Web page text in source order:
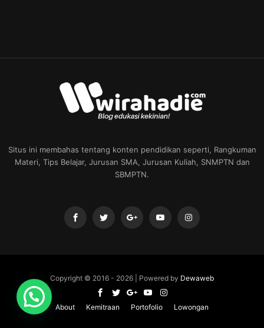
Situs ini membahas tentang konten pendidikan seperti, Rangkuman
Materi, Tips Belajar, Jurusan SMA, Jurusan Kuliah, SNMPTN dan
SBMPTN.
Copyright © 2016 - 2026 | Powered by Dewaweb
About Kemitraan Portofolio Lowongan